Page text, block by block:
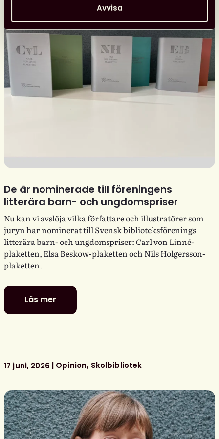
Avvisa
De är nominerade till föreningens
litterära barn- och ungdomspriser
Nu kan vi avslöja vilka författare och illustratörer som
juryn har nominerat till Svensk biblioteksförenings
litterära barn- och ungdomspriser: Carl von Linné-
plaketten, Elsa Beskow-plaketten och Nils Holgersson-
plaketten.
Läs mer
De
är
litterära
ungdomspriser
17 juni, 2026 Opinion Skolbibliotek